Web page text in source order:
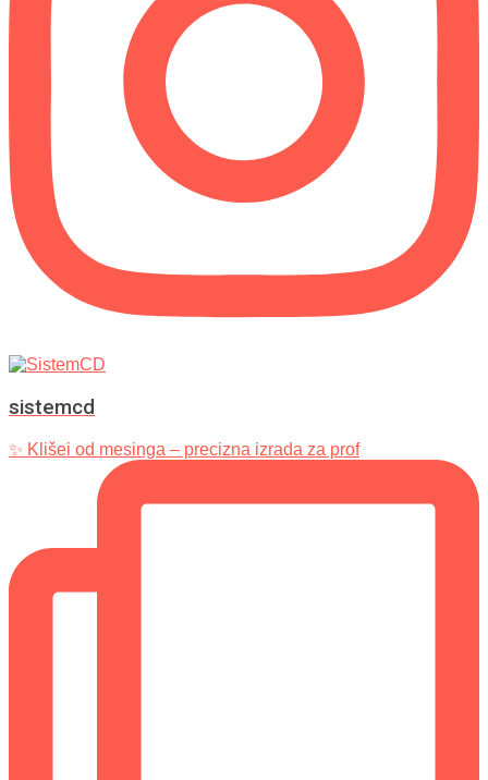
sistemcd
✨ Klišei od mesinga – precizna izrada za prof